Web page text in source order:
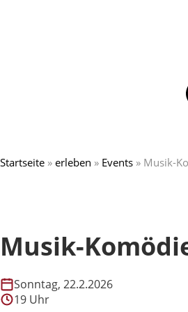
Startseite » erleben » Events » Musik-
Musik-
Sonntag, 22.2.2026
19 Uhr